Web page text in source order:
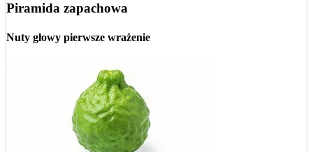
Piramida zapachowa
Nuty głowy pierwsze wrażenie